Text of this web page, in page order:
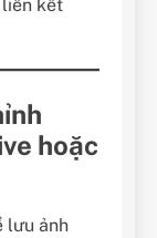
liên kết
hoặc
lưu ảnh